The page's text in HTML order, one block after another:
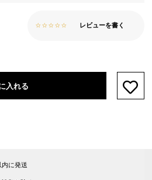
レビューを書く
入れる
内に発送